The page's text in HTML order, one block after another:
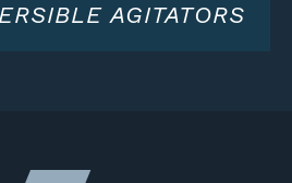
AGITATORS